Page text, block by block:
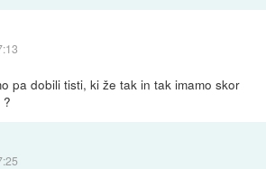
pa dobili tisti, ki že tak in tak imamo skor